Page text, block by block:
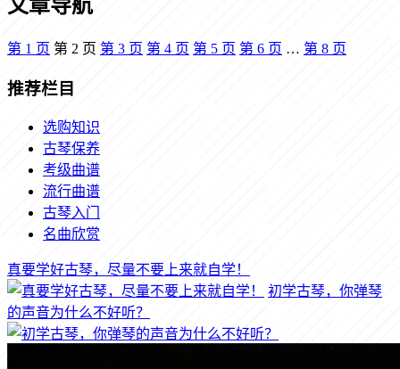
文章导航
第 1 页 第 2 页 第 3 页 第 4 页 第 5 页 第 6 页 … 第 8 页
推荐栏目
选购知识
古琴保养
考级曲谱
流行曲谱
古琴入门
名曲欣赏
真要学好古琴，尽量不要上来就自学！
初学古琴，你弹琴
的声音为什么不好听？